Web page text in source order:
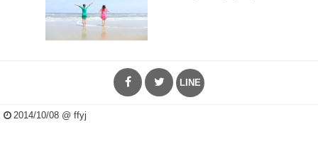
LINE
2014/10/08 @ ffyj